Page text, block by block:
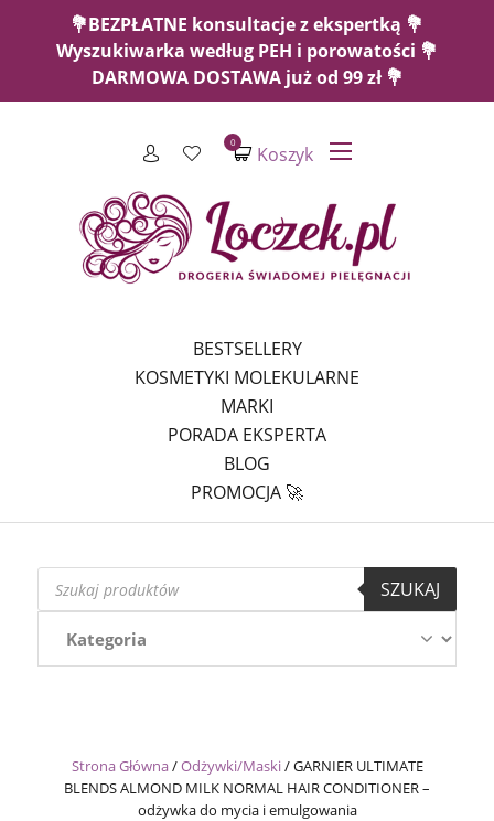
💐BEZPŁATNE konsultacje z ekspertką 💐
Wyszukiwarka według PEH i porowatości 💐
DARMOWA DOSTAWA już od 99 zł 💐
Koszyk
0
BESTSELLERY
KOSMETYKI MOLEKULARNE
MARKI
PORADA EKSPERTA
BLOG
PROMOCJA 🚀
Wyszukiwarka
produktów
SZUKAJ
Strona Główna/Odżywki/Maski/GARNIER ULTIMATE
BLENDS ALMOND MILK NORMAL HAIR CONDITIONER –
odżywka do mycia i emulgowania